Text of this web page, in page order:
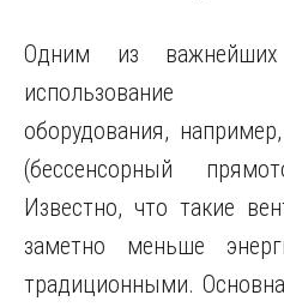
Одним из важнейших
использование
оборудования,
(бессенсорный
Известно, что такие
заметно меньше
традиционными.